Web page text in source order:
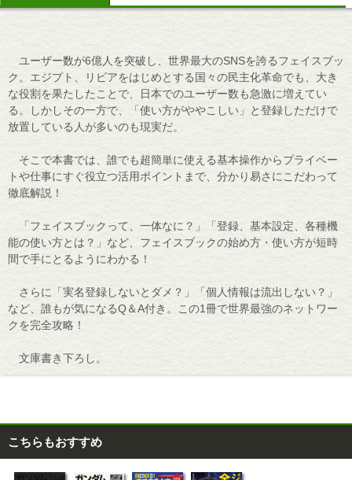
ユーザー数が6億人を突破し、世界最大のSNSを誇るフェイスブッ
ク。エジプト、リビアをはじめとする国々の民主化革命でも、大き
な役割を果たしたことで、日本でのユーザー数も急激に増えてい
る。しかしその一方で、「使い方がややこしい」と登録しただけで
放置している人が多いのも現実だ。
そこで本書では、誰でも超簡単に使える基本操作からプライベー
トや仕事にすぐ役立つ活用ポイントまで、分かり易さにこだわって
徹底解説！
「フェイスブックって、一体なに？」「登録、基本設定、各種機
能の使い方とは？」など、フェイスブックの始め方・使い方が短時
間で手にとるようにわかる！
さらに「実名登録しないとダメ？」「個人情報は流出しない？」
など、誰もが気になるQ＆A付き。この1冊で世界最強のネットワー
クを完全攻略！
文庫書き下ろし。
こちらもおすすめ